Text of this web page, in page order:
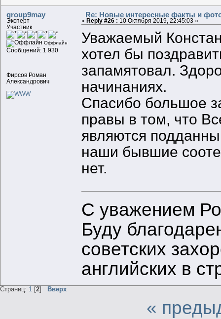
group9may
Эксперт
Участник
Оффлайн
Сообщений: 1 930
Фирсов Роман
Александрович
Re: Новые интересные факты и
«Reply #26 : 10 Октября 2019, 22:45:03 »
Уважаемый
хотел бы
запамятовал.
начинаниях.
Спасибо большое
правы в том, что
являются
наши бывшие
нет.
С уважением
Буду
советских
английских в
Страниц: 1 [2] Вверх
«